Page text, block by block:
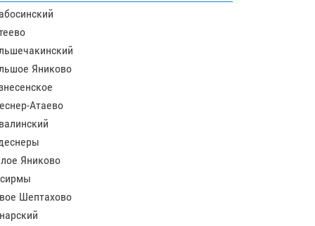
Яниково
Атаево
Яниково
Шептахово